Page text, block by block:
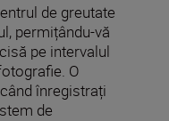
de greutate
permițându-vă
pe intervalul
O
înregistrați
de